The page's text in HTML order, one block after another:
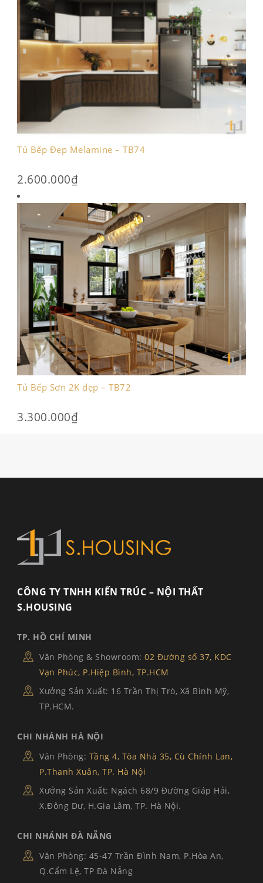
Tủ Bếp Đẹp Melamine – TB74
2.600.000₫
Tủ Bếp Sơn 2K đẹp – TB72
3.300.000₫
CÔNG TY TNHH KIẾN TRÚC – NỘI THẤT
S.HOUSING
TP. HỒ CHÍ MINH
Văn Phòng & Showroom: 02 Đường số 37, KDC
Vạn Phúc, P.Hiệp Bình, TP.HCM
Xưởng Sản Xuất: 16 Trần Thị Trò, Xã Bình Mỹ,
TP.HCM.
CHI NHÁNH HÀ NỘI
Văn Phòng: Tầng 4, Tòa Nhà 35, Cù Chính Lan,
P.Thanh Xuân, TP. Hà Nội
Xưởng Sản Xuất: Ngách 68/9 Đường Giáp Hải,
X.Đông Dư, H.Gia Lâm, TP. Hà Nội.
CHI NHÁNH ĐÀ NẴNG
Văn Phòng: 45-47 Trần Đình Nam, P.Hòa An,
Q.Cẩm Lệ, TP Đà Nẵng